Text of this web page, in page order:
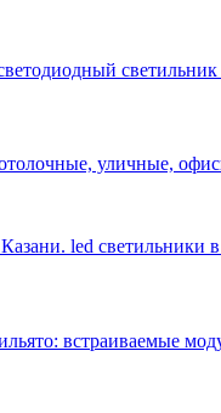
уличные,
led светильники
встраиваемые